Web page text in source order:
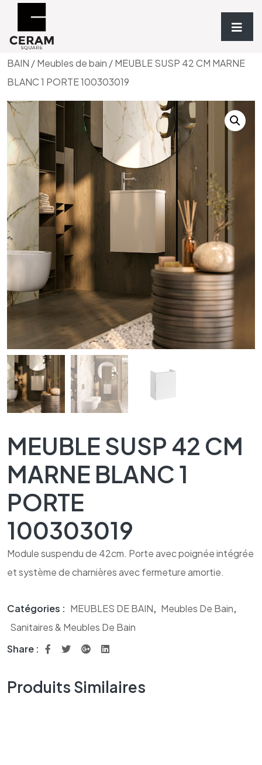
Accueil/Sanitaires & Meubles de bain
MEUBLES DE
BAIN /Meubles de bain / MEUBLE SUSP 42 CM MARNE
BLANC 1 PORTE 100303019
MEUBLE SUSP 42 CM
MARNE BLANC 1
PORTE
100303019
Module suspendu de 42cm. Porte avec poignée intégrée
et système de charnières avec fermeture amortie.
Catégories : MEUBLES DE BAIN, Meubles De Bain,
Sanitaires & Meubles De Bain
Share :
Produits Similaires